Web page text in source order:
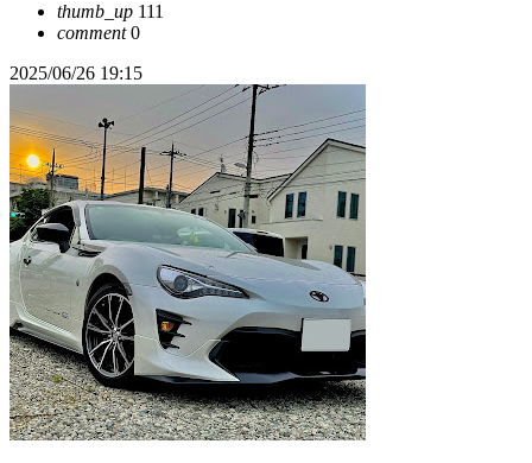
thumb_up 111
comment0
2025/06/26 19:15